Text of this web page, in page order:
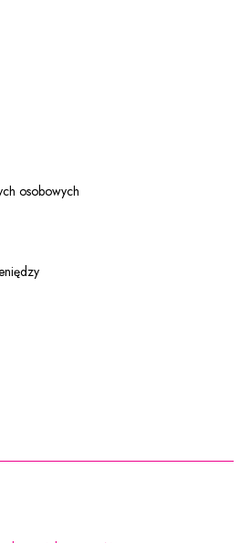
osobowych
otwarty w nowym oknie